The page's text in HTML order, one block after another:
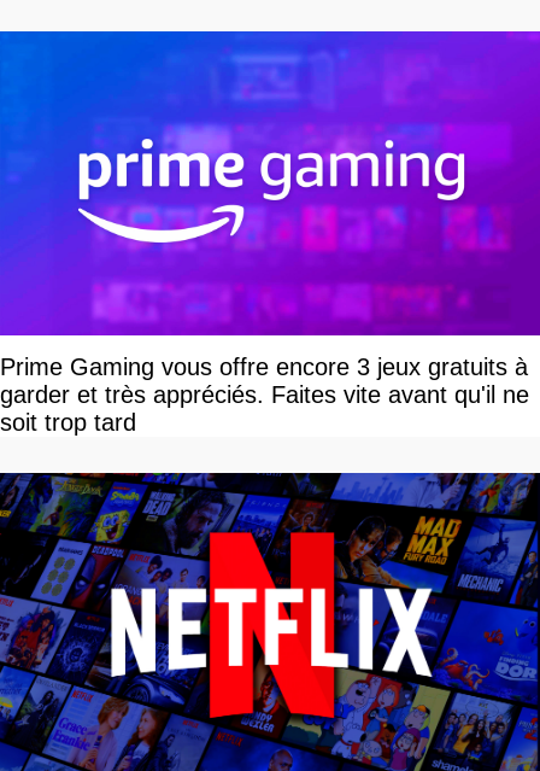
Prime Gaming vous offre encore 3 jeux gratuits à
garder et très appréciés. Faites vite avant qu'il ne
soit trop tard